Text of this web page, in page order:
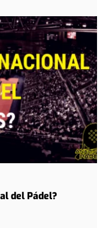
del Pádel?